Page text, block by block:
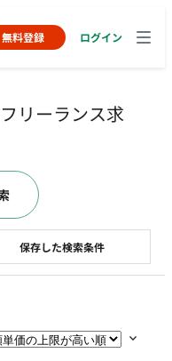
無料登録 ログイン
リーランス求
保存した検索条件